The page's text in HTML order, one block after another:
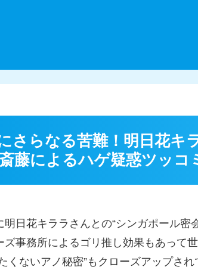
さらなる苦難！明日花キ
藤によるハゲ疑惑ツッ
日花キララさんとの“シンガポール密
ズ事務所によるゴリ推し効果もあって
くないアノ秘密”もクローズアップさ